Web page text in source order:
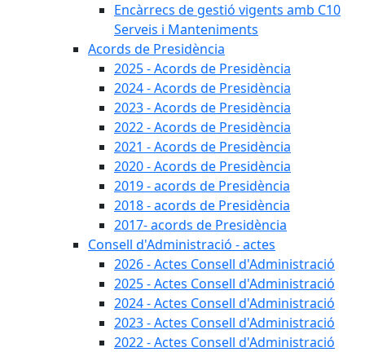
Encàrrecs de gestió vigents amb C10
Serveis i Manteniments
Acords de Presidència
2025 - Acords de Presidència
2024 - Acords de Presidència
2023 - Acords de Presidència
2022 - Acords de Presidència
2021 - Acords de Presidència
2020 - Acords de Presidència
2019 - acords de Presidència
2018 - acords de Presidència
2017- acords de Presidència
Consell d'Administració - actes
2026 - Actes Consell d'Administració
2025 - Actes Consell d'Administració
2024 - Actes Consell d'Administració
2023 - Actes Consell d'Administració
2022 - Actes Consell d'Administració